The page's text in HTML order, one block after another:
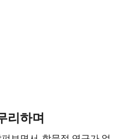
리하며